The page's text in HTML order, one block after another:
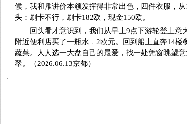
候，我和雁讲价本领发挥得非常出色，四件衣服，
头：刷卡不行，刷卡182欧，现金150欧。
回头看才意识到，我们从早上9点下游轮登上
附近便利店买了一瓶水，2欧元。回到船上直奔14
蔬菜。人人选一大盘自己的最爱，找一处凭窗眺望
翠。（2026.06.13京都）